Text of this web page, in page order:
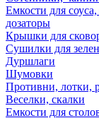
Емкости для
дозаторы
Крышки для
Сушилки для
Дуршлаги
Шумовки
Противни, лотки,
Веселки, скалки
Емкости для